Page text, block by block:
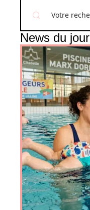
News du jour